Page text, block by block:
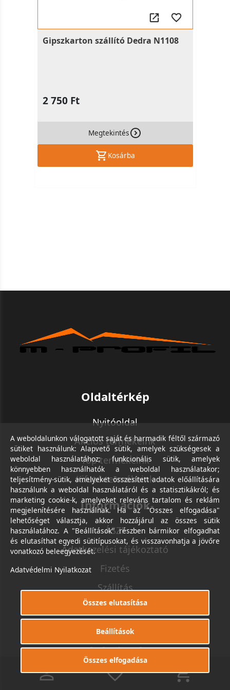
Gipszkarton szállító Dedra N1108
2 750 Ft
Megtekintés
Kosárba
0
Oldaltérkép
Nyitóoldal
Akciós termékeink
Top termékeink
Kifutó termékeink
Információk
ÁSZF
Adatkezelési tájékoztató
Fizetés
Szállítás
Elérhetőség
Online elállás
Vásárlói fiók
Belépés / Regisztráció
A weboldalunkon válogatott saját és harmadik féltől származó
sütiket használunk: Alapvető sütik, amelyek szükségesek a
weboldal használatához; funkcionális sütik, amelyek
könnyebben használhatók a weboldal használatakor;
teljesítmény-sütik, amelyeket összesített adatok előállítására
használunk a weboldal használatáról és a statisztikákról; és
marketing cookie-k, amelyeket releváns tartalom és reklám
megjelenítésére használnak. Ha az "Összes elfogadása"
lehetőséget választja, akkor hozzájárul az összes sütik
használatához. A "Beállítások" részben bármikor elfogadhat
és elutasíthat egyedi sütitípusokat, és visszavonhatja a jövőre
vonatkozó beleegyezését.
Adatvédelmi Nyilatkozat
Összes elutasítása
Beállítások
Összes elfogadása